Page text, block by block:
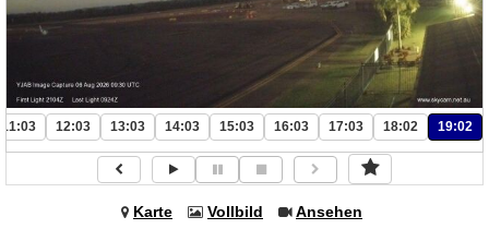
11:03 12:03 13:03 14:03 15:03 16:03 17:03 18:02 19:02
Karte Vollbild Ansehen